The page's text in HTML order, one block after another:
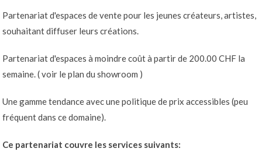
Partenariat d'espaces de vente pour les jeunes créateurs, artistes,
souhaitant diffuser leurs créations.
Partenariat d'espaces à moindre coût à partir de 200.00 CHF la
semaine. (voir le plan du showroom )
Une gamme tendance avec une politique de prix accessibles (peu
fréquent dans ce domaine).
Ce partenariat couvre les services suivants: